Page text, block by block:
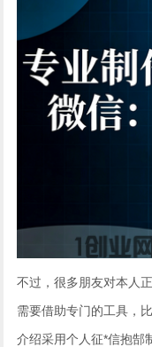
不过，很多朋友对本人
需要借助专门的工具，
介绍采用个人征*信抱郜